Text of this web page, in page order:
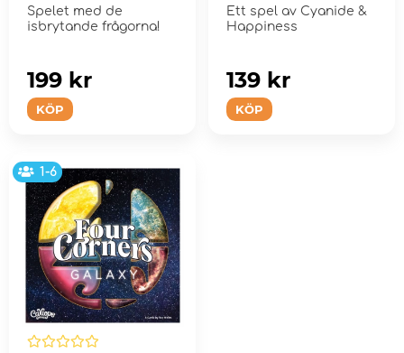
Spelet med de
isbrytande frågorna!
KÖP
199 kr
Ett spel av Cyanide &
Happiness
KÖP
139 kr
1-6